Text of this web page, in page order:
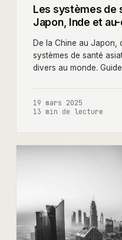
Les systèmes de
Japon, Inde et
De la Chine au Japon,
systèmes de santé
divers au monde.
19 mars 2025
13 min de lecture